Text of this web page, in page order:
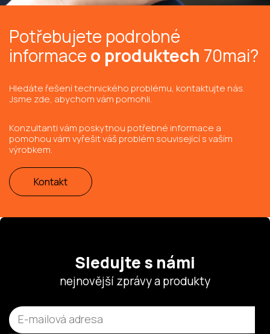
Potřebujete podrobné
informaceo produktech 70mai?
Hledáte řešení technického problému, kontaktujte nás.
Jsme zde, abychom vám pomohli.
Konzultanti vám poskytnou potřebné informace a
pomohou vám vyřešit váš problém související s vaším
výrobkem.
Kontakt
Sledujte s námi
nejnovější zprávy a produkty